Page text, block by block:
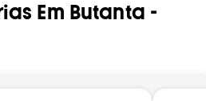
Em Butanta -